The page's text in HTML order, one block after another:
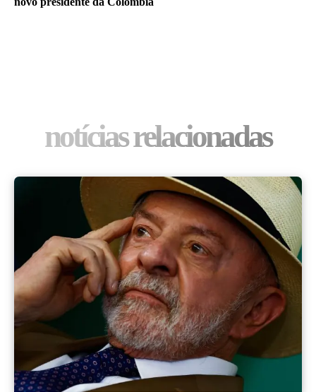
notícias relacionadas